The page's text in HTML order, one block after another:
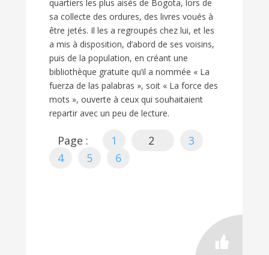
quartiers les plus aisés de Bogota, lors de
sa collecte des ordures, des livres voués à
être jetés. Il les a regroupés chez lui, et les
a mis à disposition, d’abord de ses voisins,
puis de la population, en créant une
bibliothèque gratuite qu’il a nommée « La
fuerza de las palabras », soit « La force des
mots », ouverte à ceux qui souhaitaient
repartir avec un peu de lecture.
Page : 1 2
3
4
5 6